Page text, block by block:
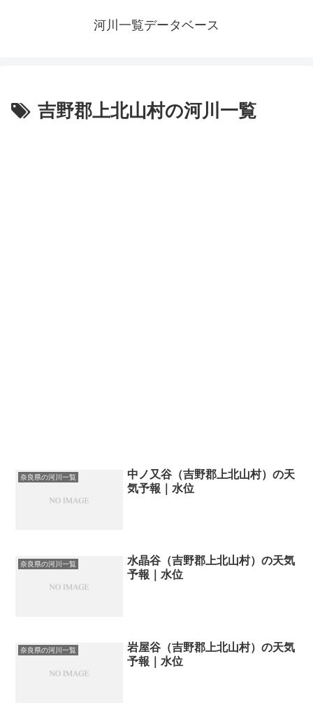
河川一覧データベース
吉野郡上北山村の河川一覧
奈良県の河川一覧
中ノ又谷（吉野郡上北山村）の天
気予報｜水位
奈良県の河川一覧
水晶谷（吉野郡上北山村）の天気
予報｜水位
奈良県の河川一覧
岩屋谷（吉野郡上北山村）の天気
予報｜水位